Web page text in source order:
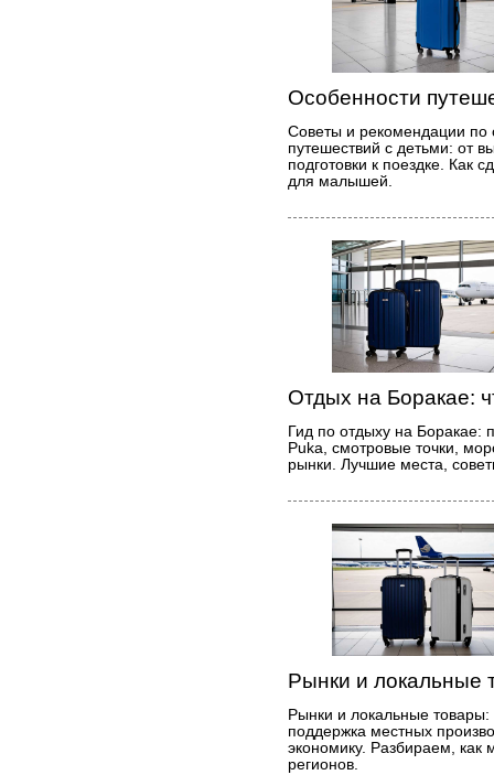
Особенности
Советы и рекомендации по
путешествий с детьми: от
подготовки к поездке. Как
для малышей.
Отдых на Боракае:
Гид по отдыху на Боракае:
Puka, смотровые точки,
рынки. Лучшие места,
Рынки и локальные
Рынки и локальные товары:
поддержка местных
экономику. Разбираем, как
регионов.